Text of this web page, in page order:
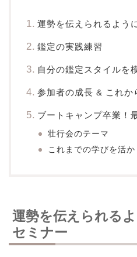
運勢を伝えられるよう
鑑定の実践練習
自分の鑑定スタイルを
参加者の成長 & これか
ブートキャンプ卒業！
壮行会のテーマ
これまでの学びを活
運勢を伝えられる
セミナー